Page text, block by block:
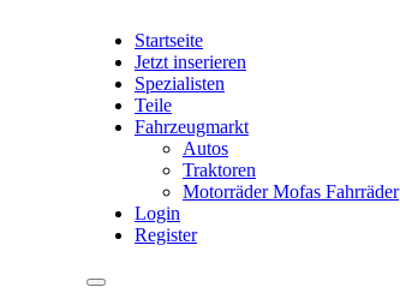
Startseite
Jetzt inserieren
Spezialisten
Teile
Fahrzeugmarkt
Autos
Traktoren
Motorräder Mofas Fahrräder
Login
Register